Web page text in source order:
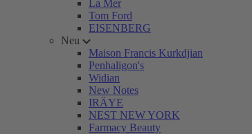
La Mer
Tom Ford
EISENBERG
Neu
Maison Francis Kurkdjian
Penhaligon's
Widian
New Notes
IRÄYE
NEST NEW YORK
Farmacy Beauty